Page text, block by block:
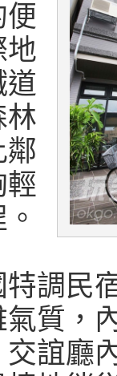
地
道
林
鄰
輕
調民
質，
誼廳